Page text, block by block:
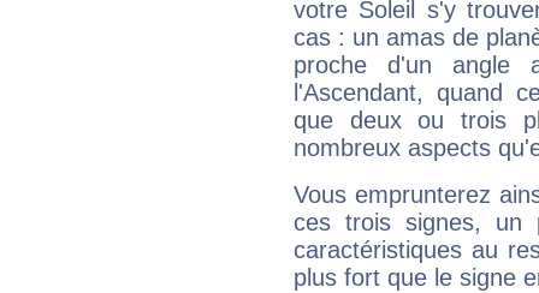
votre Soleil s'y
cas : un amas de
proche d'un
l'Ascendant, quand
que deux ou trois
nombreux aspects
Vous emprunterez
ces trois signes, un
caractéristiques au
plus fort que le signe